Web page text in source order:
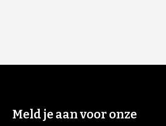
Meld je aan voor onze